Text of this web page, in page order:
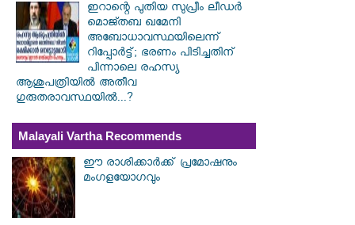
ഇറാന്റെ പുതിയ സുപ്രീം ലീഡർ
മൊജ്തബ ഖമേനി
അബോധാവസ്ഥയിലെന്ന്
റിപ്പോർട്ട്; ഭരണം പിടിച്ചതിന്
പിന്നാലെ രഹസ്യ
ആശുപത്രിയിൽ അതീവ
ഗുരുതരാവസ്ഥയിൽ...?
Malayali Vartha Recommends
ഈ രാശിക്കാർക്ക് പ്രമോഷനും
മംഗളയോഗവും